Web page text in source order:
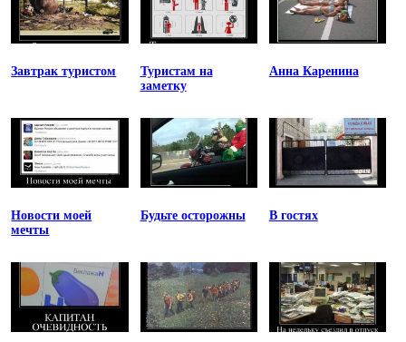
Завтрак туристом
Туристам на
заметку
Анна Каренина
Новости моей
мечты
Будьте осторожны В гостях